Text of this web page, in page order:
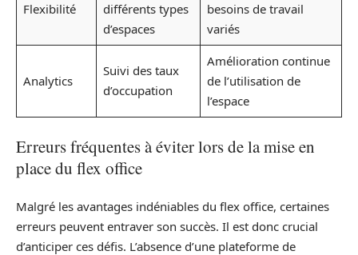
Flexibilité
différents types
d’espaces
besoins de travail
variés
Analytics
Suivi des taux
d’occupation
Amélioration continue
de l’utilisation de
l’espace
Erreurs fréquentes à éviter lors de la mise en
place du flex office
Malgré les avantages indéniables du flex office, certaines
erreurs peuvent entraver son succès. Il est donc crucial
d’anticiper ces défis. L’absence d’une plateforme de